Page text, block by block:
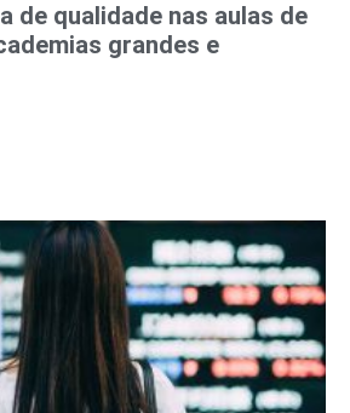
de qualidade nas aulas de
grandes e